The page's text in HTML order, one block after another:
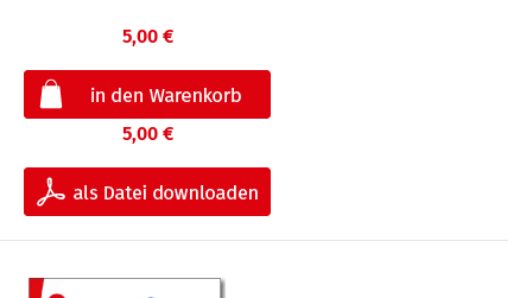
5,00 €
5,00 €